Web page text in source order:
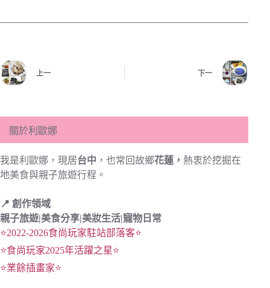
上一 下一
關於利歐娜
我是利歐娜，現居台中 ，也常回故鄉花蓮， 熱衷於挖掘在
地美食與親子旅遊行程。
📍 創作領域
親子旅遊|美食分享|美妝生活|寵物日常
⭐2022-2026食尚玩家駐站部落客⭐
⭐食尚玩家2025年活躍之星⭐
⭐業餘插畫家⭐